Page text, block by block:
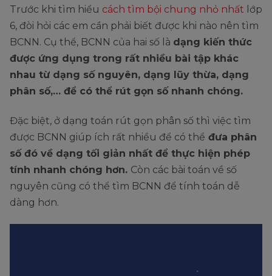
Trước khi tìm hiểu cách tìm bội chung nhỏ nhất lớp
6, đòi hỏi các em cần phải biết được khi nào nên tìm
BCNN. Cụ thể, BCNN của hai số là dạng kiến thức
được ứng dụng trong rất nhiều bài tập khác
nhau từ dạng số nguyên, dạng lũy thừa, dạng
phân số,… để có thể rút gọn số nhanh chóng.
Đặc biệt, ở dạng toán rút gọn phân số thì việc tìm
được BCNN giúp ích rất nhiều để có thể đưa phân
số đó về dạng tối giản nhất để thực hiện phép
tính nhanh chóng hơn. Còn các bài toán về số
nguyên cũng có thể tìm BCNN để tính toán dễ
dàng hơn.